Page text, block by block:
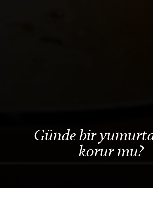
Günde bir
korur mu?